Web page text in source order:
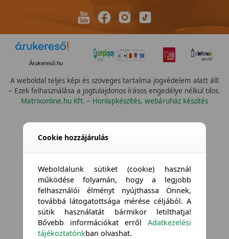
Árukereső.hu
A weboldal teljes képi és szöveges tartalma jogvédelem alatt áll!
– Ezek felhasználása a jogtulajdonos írásos engedélye nélkül tilos.
Matrixonline.hu Kft. – Honlapkészítés, webáruház készítés
Cookie hozzájárulás
Weboldalunk sütiket (cookie) használ
működése folyamán, hogy a legjobb
felhasználói élményt nyújthassa Önnek,
továbbá látogatottsága mérése céljából. A
sütik használatát bármikor letilthatja!
Bővebb információkat errőlAdatkezelési
tájékoztatónkban olvashat.